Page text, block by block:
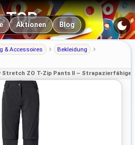
Aktionen Blog
& Accessoires
Bekleidung
Stretch ZO T-Zip Pants II –